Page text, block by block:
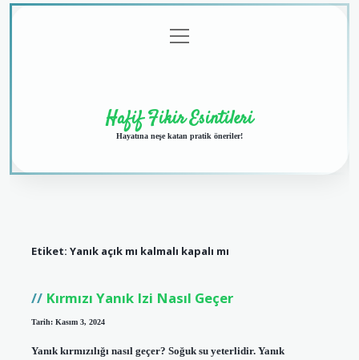
menüyü
aç
Hafif Fikir Esintileri
Hayatına neşe katan pratik öneriler!
Etiket: Yanık açık mı kalmalı kapalı mı
Kırmızı Yanık Izi Nasıl Geçer
Tarih: Kasım 3, 2024
Yanık kırmızılığı nasıl geçer? Soğuk su yeterlidir. Yanık